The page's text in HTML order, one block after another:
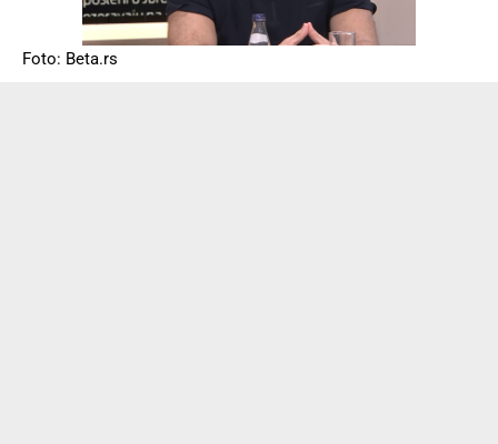
Foto: Beta.rs